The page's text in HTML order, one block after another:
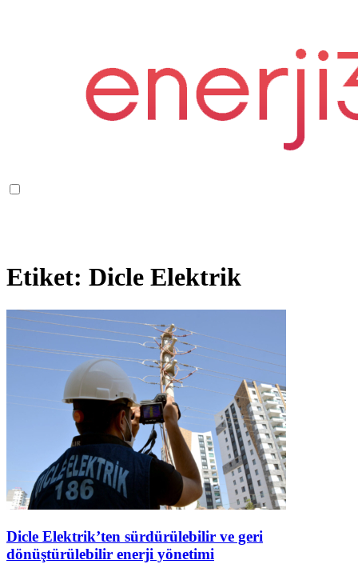
Etiket: Dicle Elektrik
Dicle Elektrik’ten sürdürülebilir ve geri
dönüştürülebilir enerji yönetimi